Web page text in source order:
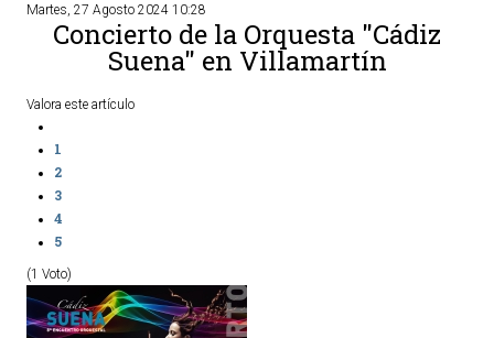
Martes, 27 Agosto 2024 10:28
Concierto de la Orquesta "Cádiz
Suena" en Villamartín
Valora este artículo
1
2
3
4
5
(1 Voto)